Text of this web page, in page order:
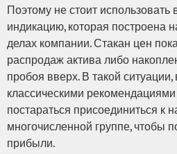
Поэтому не стоит
индикацию, которая построена
делах компании. Стакан цен
распродаж актива либо
пробоя вверх. В такой ситуации,
классическими
постараться присоединиться к
многочисленной группе, чтобы
прибыли.